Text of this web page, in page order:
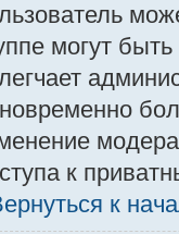
могут
к
к